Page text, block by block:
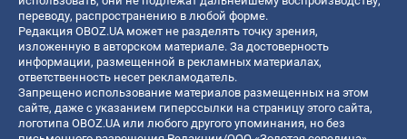
переводу, распространению в любой форме.
Редакция OBOZ.UA может не разделять точку зрения,
изложенную в авторском материале. За достоверность
информации, размещенной в рекламных материалах,
ответственность несет рекламодатель.
Запрещено использование материалов размещенных на этом
сайте, даже с указанием гиперссылки на страницу этого сайта,
логотипа OBOZ.UA или любого другого упоминания, но без